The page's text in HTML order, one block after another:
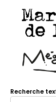
de
Recherche